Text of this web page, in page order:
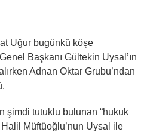
Uğur bugünkü köşe
Başkanı Gültekin Uysal’ın
Adnan Oktar Grubu’ndan
şimdi tutuklu bulunan “hukuk
Müftüoğlu’nun Uysal ile